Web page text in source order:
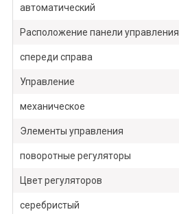
автоматический
Расположение панели управления
спереди справа
Управление
механическое
Элементы управления
поворотные регуляторы
Цвет регуляторов
серебристый